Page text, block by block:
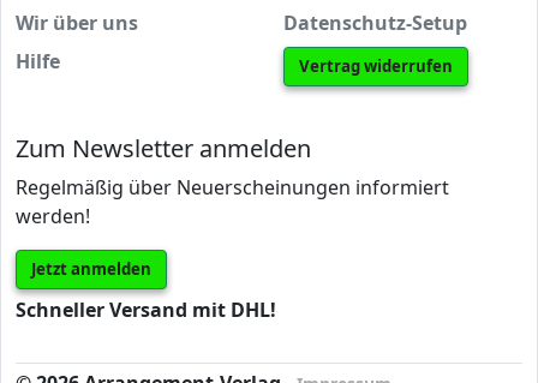
Wir über uns
Hilfe
Datenschutz-Setup
Vertrag widerrufen
Zum Newsletter anmelden
Regelmäßig über Neuerscheinungen informiert
werden!
Jetzt anmelden
Schneller Versand mit DHL!